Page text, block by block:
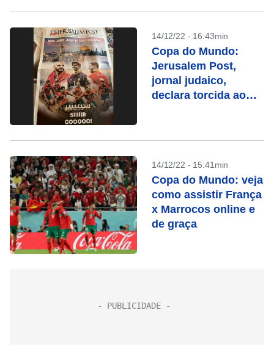
14/12/22 - 16:43min
Copa do Mundo:
Jerusalem Post,
jornal judaico,
declara torcida ao
14/12/22 - 15:41min
Copa do Mundo: veja
como assistir França
x Marrocos online e
de graça